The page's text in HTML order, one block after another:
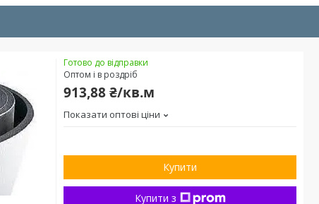
Готово до відправки
Оптом і в роздріб
913,88 ₴/кв.м
Показати оптові ціни
Купити
Купити з